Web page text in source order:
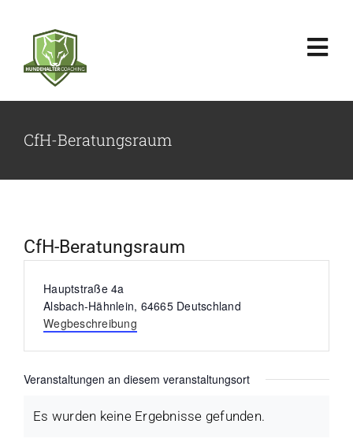
springen
Preise
Kalender
CfH-Beratungsraum
CfH-Beratungsraum
Adresse
Hauptstraße 4a
Alsbach-Hähnlein, 64665 Deutschland
Wegbeschreibung
Veranstaltungen an diesem veranstaltungsort
Es wurden keine Ergebnisse gefunden.